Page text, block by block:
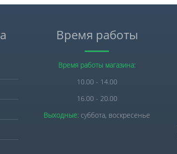
Время работы
Время работы магазина:
10.00 - 14.00
16.00 - 20.00
Выходные: суббота, воскресенье